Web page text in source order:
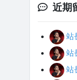
近期
站
站
站